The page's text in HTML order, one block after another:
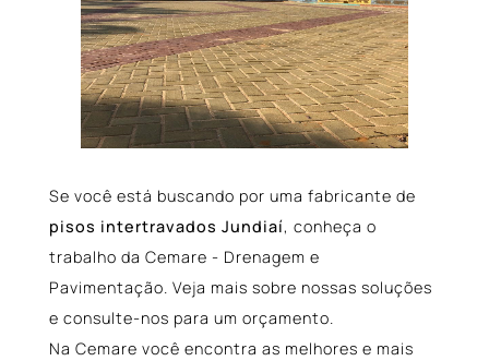
Se você está buscando por uma fabricante de
pisos intertravados Jundiaí, conheça o
trabalho da Cemare - Drenagem e
Pavimentação. Veja mais sobre nossas soluções
e consulte-nos para um orçamento.
Na Cemare você encontra as melhores e mais